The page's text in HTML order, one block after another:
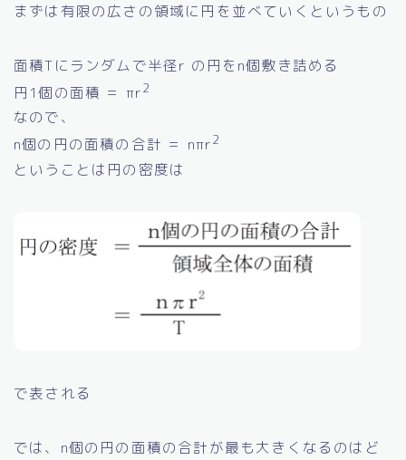
まずは有限の広さの領域に円を並べていくというもの
面積Tにランダムで半径r の円をn個敷き詰める
円1個の面積 ＝ πr2
なので、
n個の円の面積の合計 ＝ nπr2
ということは円の密度は
で表される
では、n個の円の面積の合計が最も大きくなるのはど